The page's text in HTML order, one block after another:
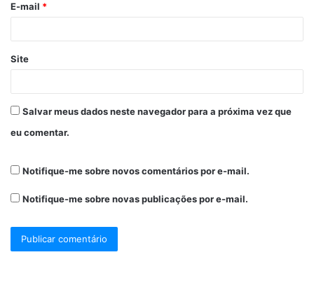
E-mail *
Site
Salvar meus dados neste navegador para a próxima vez que
eu comentar.
Notifique-me sobre novos comentários por e-mail.
Notifique-me sobre novas publicações por e-mail.